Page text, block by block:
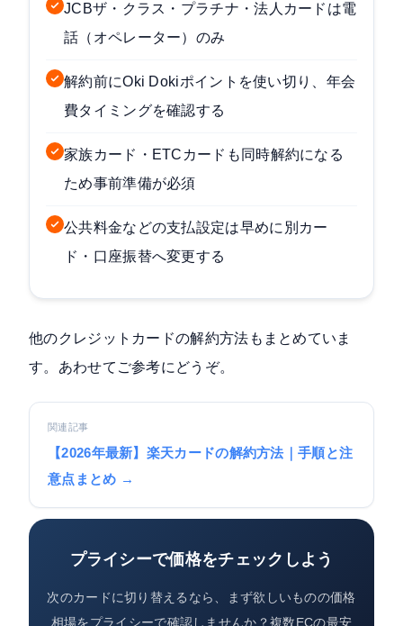
JCBザ・クラス・プラチナ・法人カードは電
話（オペレーター）のみ
解約前にOki Dokiポイントを使い切り、年会
費タイミングを確認する
家族カード・ETCカードも同時解約になる
ため事前準備が必須
公共料金などの支払設定は早めに別カー
ド・口座振替へ変更する
他のクレジットカードの解約方法もまとめていま
す。あわせてご参考にどうぞ。
関連記事
【2026年最新】楽天カードの解約方法｜手順と注
意点まとめ →
プライシーで価格をチェックしよう
次のカードに切り替えるなら、まず欲しいものの価格
相場をプライシーで確認しませんか？複数ECの最安